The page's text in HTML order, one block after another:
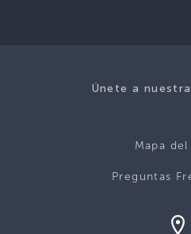
Únete a
Mapa
Preguntas